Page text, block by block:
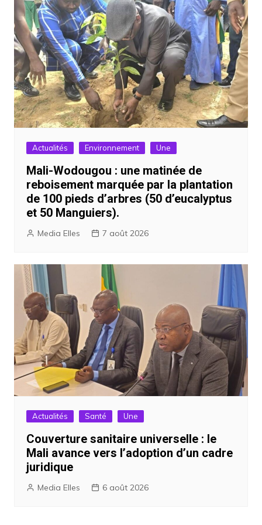
Actualités Environnement Une
Mali-Wodougou : une matinée de
reboisement marquée par la plantation
de 100 pieds d’arbres (50 d’eucalyptus
et 50 Manguiers).
Media Elles 7 août 2026
Actualités Santé Une
Couverture sanitaire universelle : le
Mali avance vers l’adoption d’un cadre
juridique
Media Elles 6 août 2026